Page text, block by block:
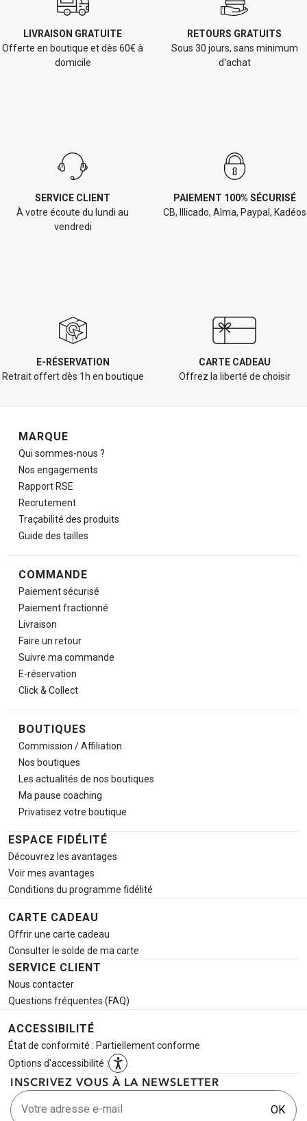
LIVRAISON GRATUITE
Offerte en boutique et dès 60€ à
domicile
RETOURS GRATUITS
Sous 30 jours, sans minimum
d'achat
SERVICE CLIENT
À votre écoute du lundi au
vendredi
PAIEMENT 100% SÉCURISÉ
CB, Illicado, Alma, Paypal, Kadéos
E-RÉSERVATION
Retrait offert dès 1h en boutique
CARTE CADEAU
Offrez la liberté de choisir
Navigation de pied de page
MARQUE
Qui sommes-nous ?
Nos engagements
Rapport RSE
Recrutement
Traçabilité des produits
Guide des tailles
COMMANDE
Paiement sécurisé
Paiement fractionné
Livraison
Faire un retour
Suivre ma commande
E-réservation
Click & Collect
BOUTIQUES
Commission / Affiliation
Nos boutiques
Les actualités de nos boutiques
Ma pause coaching
Privatisez votre boutique
ESPACE FIDÉLITÉ
Découvrez les avantages
Voir mes avantages
Conditions du programme fidélité
CARTE CADEAU
Offrir une carte cadeau
Consulter le solde de ma carte
SERVICE CLIENT
Nous contacter
Questions fréquentes (FAQ)
ACCESSIBILITÉ
État de conformité : Partiellement conforme
Options d'accessibilité :
INSCRIVEZ VOUS À LA NEWSLETTER
Votre adresse e-mail OK